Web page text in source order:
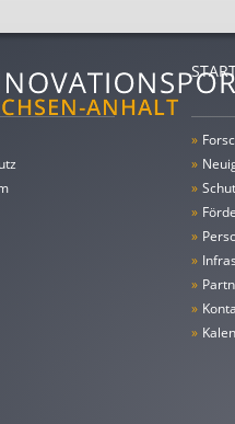
»
»
»
»
»
»
»
»
»